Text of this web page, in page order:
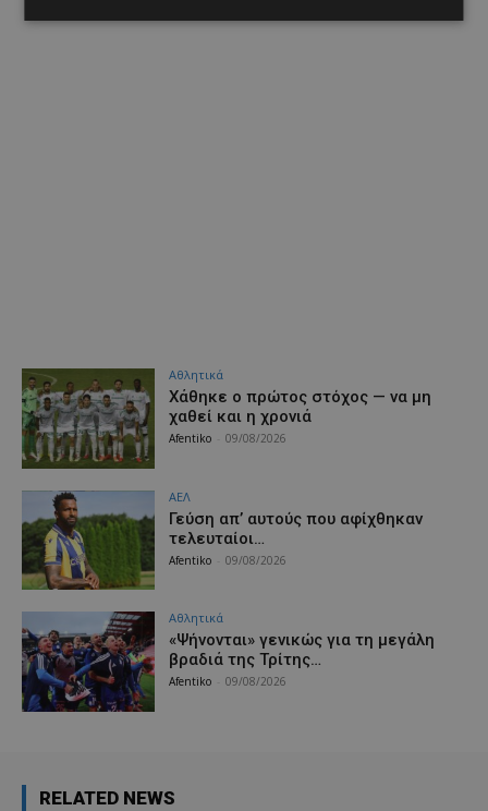
Αθλητικά
Χάθηκε ο πρώτος στόχος — να μη
χαθεί και η χρονιά
Afentiko 09/08/2026
ΑΕΛ
Γεύση απ’ αυτούς που αφίχθηκαν
τελευταίοι…
Afentiko 09/08/2026
Αθλητικά
«Ψήνονται» γενικώς για τη μεγάλη
βραδιά της Τρίτης…
Afentiko 09/08/2026
RELATED NEWS